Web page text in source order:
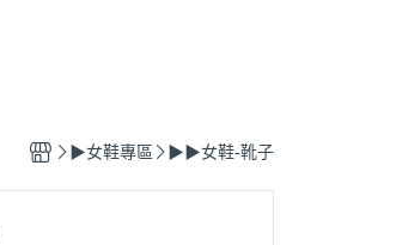
▶女鞋專區 ▶▶女鞋-靴子